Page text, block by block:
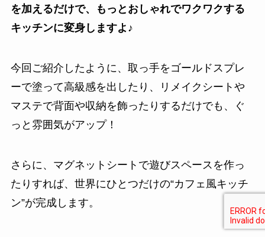
を加えるだけで、もっとおしゃれでワクワクする
キッチンに変身しますよ♪
今回ご紹介したように、取っ手をゴールドスプレ
ーで塗って高級感を出したり、リメイクシートや
マステで背面や収納を飾ったりするだけでも、ぐ
っと雰囲気がアップ！
さらに、マグネットシートで遊びスペースを作っ
たりすれば、世界にひとつだけの“カフェ風キッチ
ン”が完成します。